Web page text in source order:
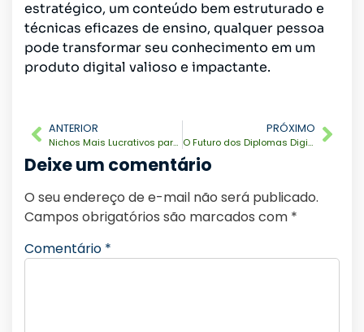
estratégico, um conteúdo bem estruturado e
técnicas eficazes de ensino, qualquer pessoa
pode transformar seu conhecimento em um
produto digital valioso e impactante.
ANTERIOR
Nichos Mais Lucrativos para Criação de Cursos Online
PRÓXIMO
O Futuro dos Diplomas Digitais e Certificações Online
Deixe um comentário
O seu endereço de e-mail não será publicado.
Campos obrigatórios são marcados com *
Comentário *